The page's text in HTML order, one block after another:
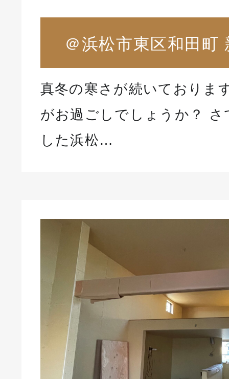
＠浜松市東区和田町
真冬の寒さが続いておりま
がお過ごしでしょうか？ さ
した浜松…